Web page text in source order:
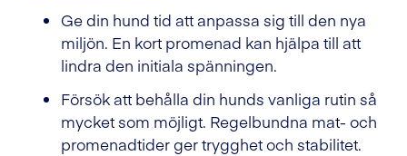
Ge din hund tid att anpassa sig till den nya
miljön. En kort promenad kan hjälpa till att
lindra den initiala spänningen.
Försök att behålla din hunds vanliga rutin så
mycket som möjligt. Regelbundna mat- och
promenadtider ger trygghet och stabilitet.